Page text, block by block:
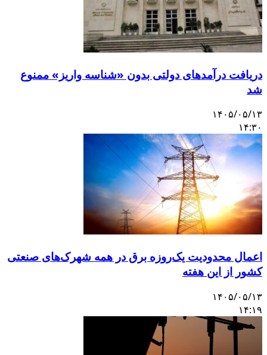
دریافت درآمدهای دولتی بدون «شناسه واریز» ممنوع
شد
۱۴۰۵/۰۵/۱۳
۱۴:۳۰
اعمال محدودیت یک‌روزه برق در همه شهرک‌های صنعتی
کشور از این هفته
۱۴۰۵/۰۵/۱۳
۱۴:۱۹